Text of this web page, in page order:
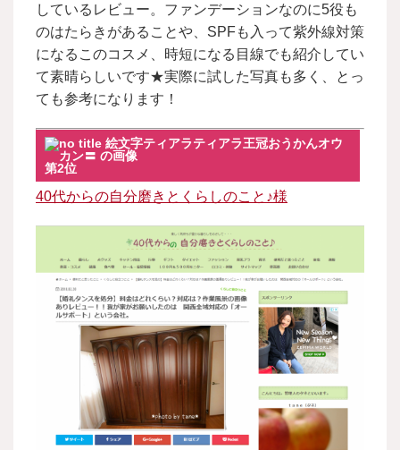
しているレビュー。ファンデーションなのに5役も
のはたらきがあることや、SPFも入って紫外線対策
になるこのコスメ、時短になる目線でも紹介してい
て素晴らしいです★実際に試した写真も多く、とっ
ても参考になります！
第2位
40代からの自分磨きとくらしのこと♪様